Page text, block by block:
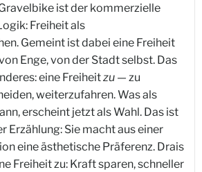
ist der kommerzielle
Freiheit als
Gemeint ist dabei eine Freiheit
Enge, von der Stadt selbst. Das
eine Freiheitzu — zu
weiterzufahren. Was als
erscheint jetzt als Wahl. Das ist
Erzählung: Sie macht aus einer
eine ästhetische Präferenz. Drais
Freiheit zu: Kraft sparen, schneller